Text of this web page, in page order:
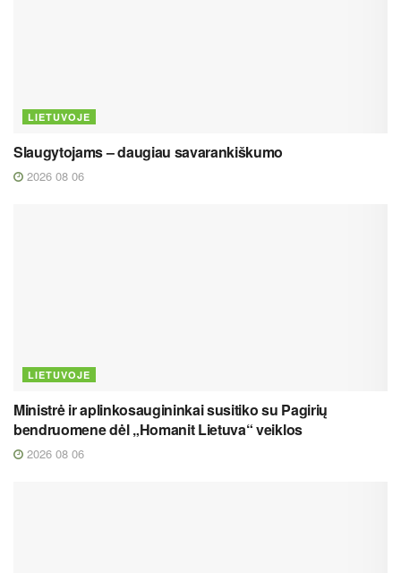
LIETUVOJE
Slaugytojams – daugiau savarankiškumo
2026 08 06
LIETUVOJE
Ministrė ir aplinkosaugininkai susitiko su Pagirių
bendruomene dėl „Homanit Lietuva“ veiklos
2026 08 06